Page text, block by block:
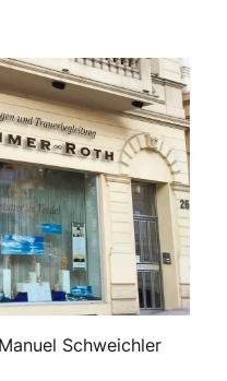
n
v
i
g
a
t
i
o
n
Schweichler